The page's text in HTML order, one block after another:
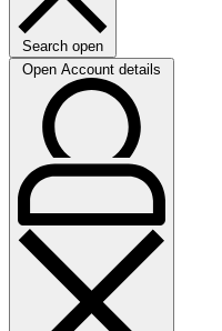
Search open
Open Account details